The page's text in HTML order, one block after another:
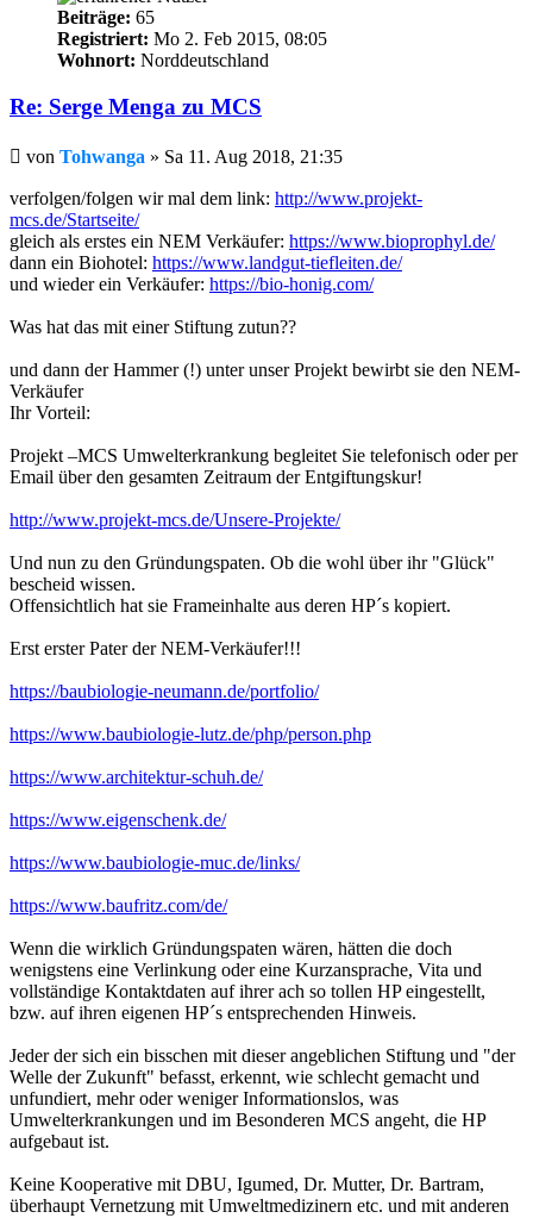
Beiträge: 65
Registriert: Mo 2. Feb 2015, 08:05
Wohnort: Norddeutschland
Re: Serge Menga zu MCS
Beitrag
von Tohwanga » Sa 11. Aug 2018, 21:35
verfolgen/folgen wir mal dem link: http://www.projekt-
mcs.de/Startseite/
gleich als erstes ein NEM Verkäufer: https://www.bioprophyl.de/
dann ein Biohotel: https://www.landgut-tiefleiten.de/
und wieder ein Verkäufer: https://bio-honig.com/
Was hat das mit einer Stiftung zutun??
und dann der Hammer (!) unter unser Projekt bewirbt sie den NEM-
Verkäufer
Ihr Vorteil:
Projekt –MCS Umwelterkrankung begleitet Sie telefonisch oder per
Email über den gesamten Zeitraum der Entgiftungskur!
http://www.projekt-mcs.de/Unsere-Projekte/
Und nun zu den Gründungspaten. Ob die wohl über ihr "Glück"
bescheid wissen.
Offensichtlich hat sie Frameinhalte aus deren HP´s kopiert.
Erst erster Pater der NEM-Verkäufer!!!
https://baubiologie-neumann.de/portfolio/
https://www.baubiologie-lutz.de/php/person.php
https://www.architektur-schuh.de/
https://www.eigenschenk.de/
https://www.baubiologie-muc.de/links/
https://www.baufritz.com/de/
Wenn die wirklich Gründungspaten wären, hätten die doch
wenigstens eine Verlinkung oder eine Kurzansprache, Vita und
vollständige Kontaktdaten auf ihrer ach so tollen HP eingestellt,
bzw. auf ihren eigenen HP´s entsprechenden Hinweis.
Jeder der sich ein bisschen mit dieser angeblichen Stiftung und "der
Welle der Zukunft" befasst, erkennt, wie schlecht gemacht und
unfundiert, mehr oder weniger Informationslos, was
Umwelterkrankungen und im Besonderen MCS angeht, die HP
aufgebaut ist.
Keine Kooperative mit DBU, Igumed, Dr. Mutter, Dr. Bartram,
überhaupt Vernetzung mit Umweltmedizinern etc. und mit anderen